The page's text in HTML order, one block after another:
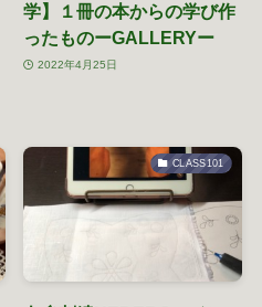
学】１冊の本からの学び作
ったものーGALLERYー
2022年4月25日
CLASS101